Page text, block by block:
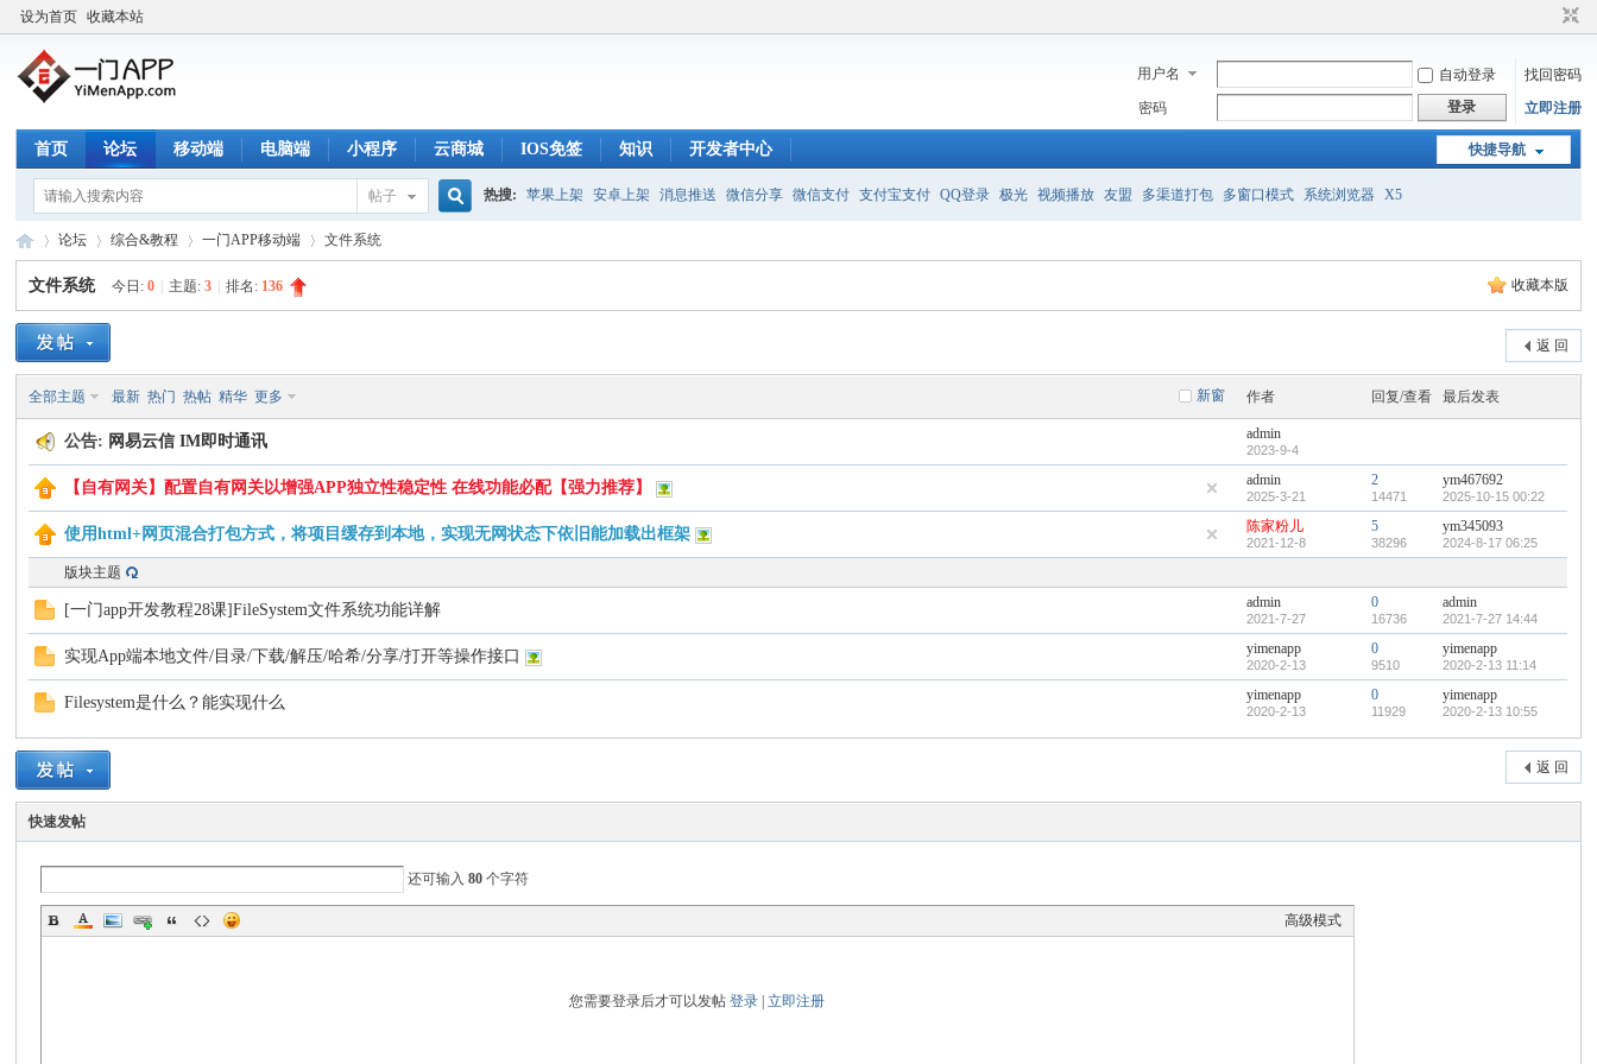
设为首页 收藏本站
用户名 自动登录
找回密码
密码
登录 立即注册
快捷导航
首页 论坛 移动端 电脑端 小程序 云商城 IOS免签 知识 开发者中心
帖子 热搜: 苹果上架 安卓上架 消息推送 微信分享 微信支付 支付宝支付 QQ登录 极光 视频播放 友盟 多渠道打包 多窗口模式 系统浏览器 X5
AP
»
论坛
›
综合&教程 一门APP移动端 文件系统
收藏本版
文件系统 今日:0 主题:3 排名: 136
返 回
新窗
全部主题 最新 热门 热帖 精华 更多 作者 回复/查看 最后发表
公告: 网易云信 IM即时通讯 admin
2023-9-4
【自有网关】配置自有网关以增强APP独立性稳定性 在线功能必配【强力推荐】 admin
2025-3-21
2
14471
ym467692
2025-10-15 00:22
使用html+网页混合打包方式，将项目缓存到本地，实现无网状态下依旧能加载出框架 陈家粉儿
2021-12-8
5
38296
ym345093
2024-8-17 06:25
版块主题
[一门app开发教程28课]FileSystem文件系统功能详解 admin
2021-7-27
0
16736
admin
2021-7-27 14:44
实现App端本地文件/目录/下载/解压/哈希/分享/打开等操作接口 yimenapp
2020-2-13
0
9510
yimenapp
2020-2-13 11:14
Filesystem是什么？能实现什么 yimenapp
2020-2-13
0
11929
yimenapp
2020-2-13 10:55
返 回
快速发帖
还可输入80 个字符
高级模式
您需要登录后才可以发帖登录 |立即注册